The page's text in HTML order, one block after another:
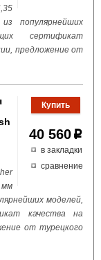
популярнейших
сертификат
предложение от
40 560 p
в закладки
сравнение
мм
моделей,
качества на
от турецкого